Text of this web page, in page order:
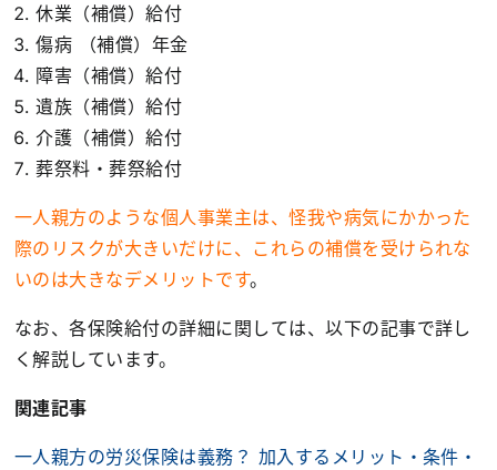
休業（補償）給付
傷病 （補償）年金
障害（補償）給付
遺族（補償）給付
介護（補償）給付
葬祭料・葬祭給付
一人親方のような個人事業主は、怪我や病気にかかった
際のリスクが大きいだけに、これらの補償を受けられな
いのは大きなデメリットです。
なお、各保険給付の詳細に関しては、以下の記事で詳し
く解説しています。
関連記事
一人親方の労災保険は義務？ 加入するメリット・条件・